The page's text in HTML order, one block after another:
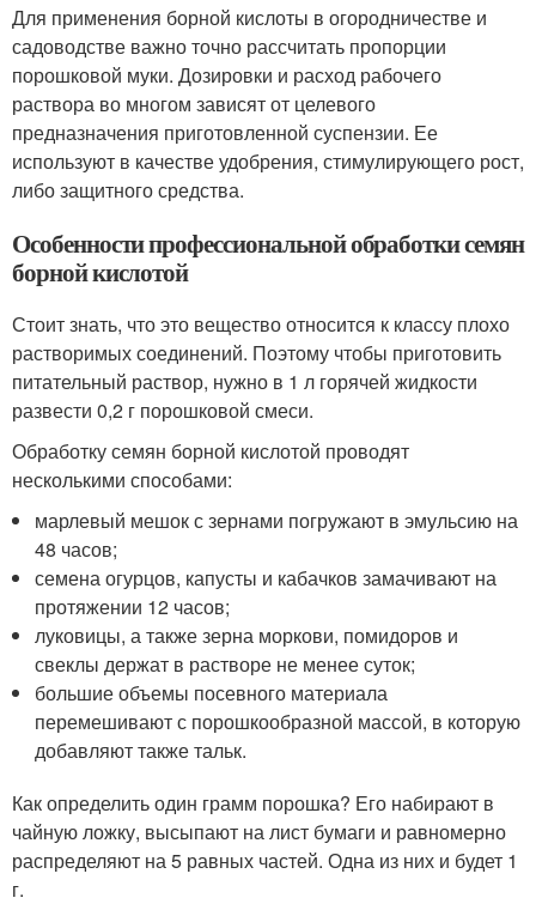
Для применения борной кислоты в огородничестве и
садоводстве важно точно рассчитать пропорции
порошковой муки. Дозировки и расход рабочего
раствора во многом зависят от целевого
предназначения приготовленной суспензии. Ее
используют в качестве удобрения, стимулирующего рост,
либо защитного средства.
Особенности профессиональной обработки семян
борной кислотой
Стоит знать, что это вещество относится к классу плохо
растворимых соединений. Поэтому чтобы приготовить
питательный раствор, нужно в 1 л горячей жидкости
развести 0,2 г порошковой смеси.
Обработку семян борной кислотой проводят
несколькими способами:
марлевый мешок с зернами погружают в эмульсию на
48 часов;
семена огурцов, капусты и кабачков замачивают на
протяжении 12 часов;
луковицы, а также зерна моркови, помидоров и
свеклы держат в растворе не менее суток;
большие объемы посевного материала
перемешивают с порошкообразной массой, в которую
добавляют также тальк.
Как определить один грамм порошка? Его набирают в
чайную ложку, высыпают на лист бумаги и равномерно
распределяют на 5 равных частей. Одна из них и будет 1
г.